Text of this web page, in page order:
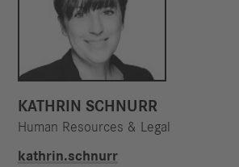
KATHRIN SCHNURR
Human Resources & Legal
kathrin.schnurr​